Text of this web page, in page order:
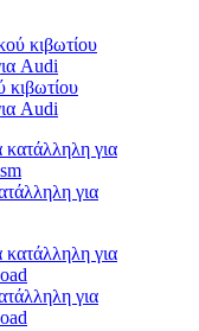
κιβωτίου
Audi
για
για